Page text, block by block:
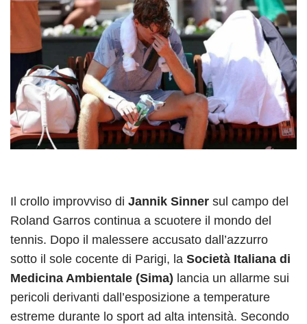
Il crollo improvviso di Jannik Sinner sul campo del
Roland Garros continua a scuotere il mondo del
tennis. Dopo il malessere accusato dall’azzurro
sotto il sole cocente di Parigi, la Società Italiana di
Medicina Ambientale (Sima) lancia un allarme sui
pericoli derivanti dall’esposizione a temperature
estreme durante lo sport ad alta intensità. Secondo